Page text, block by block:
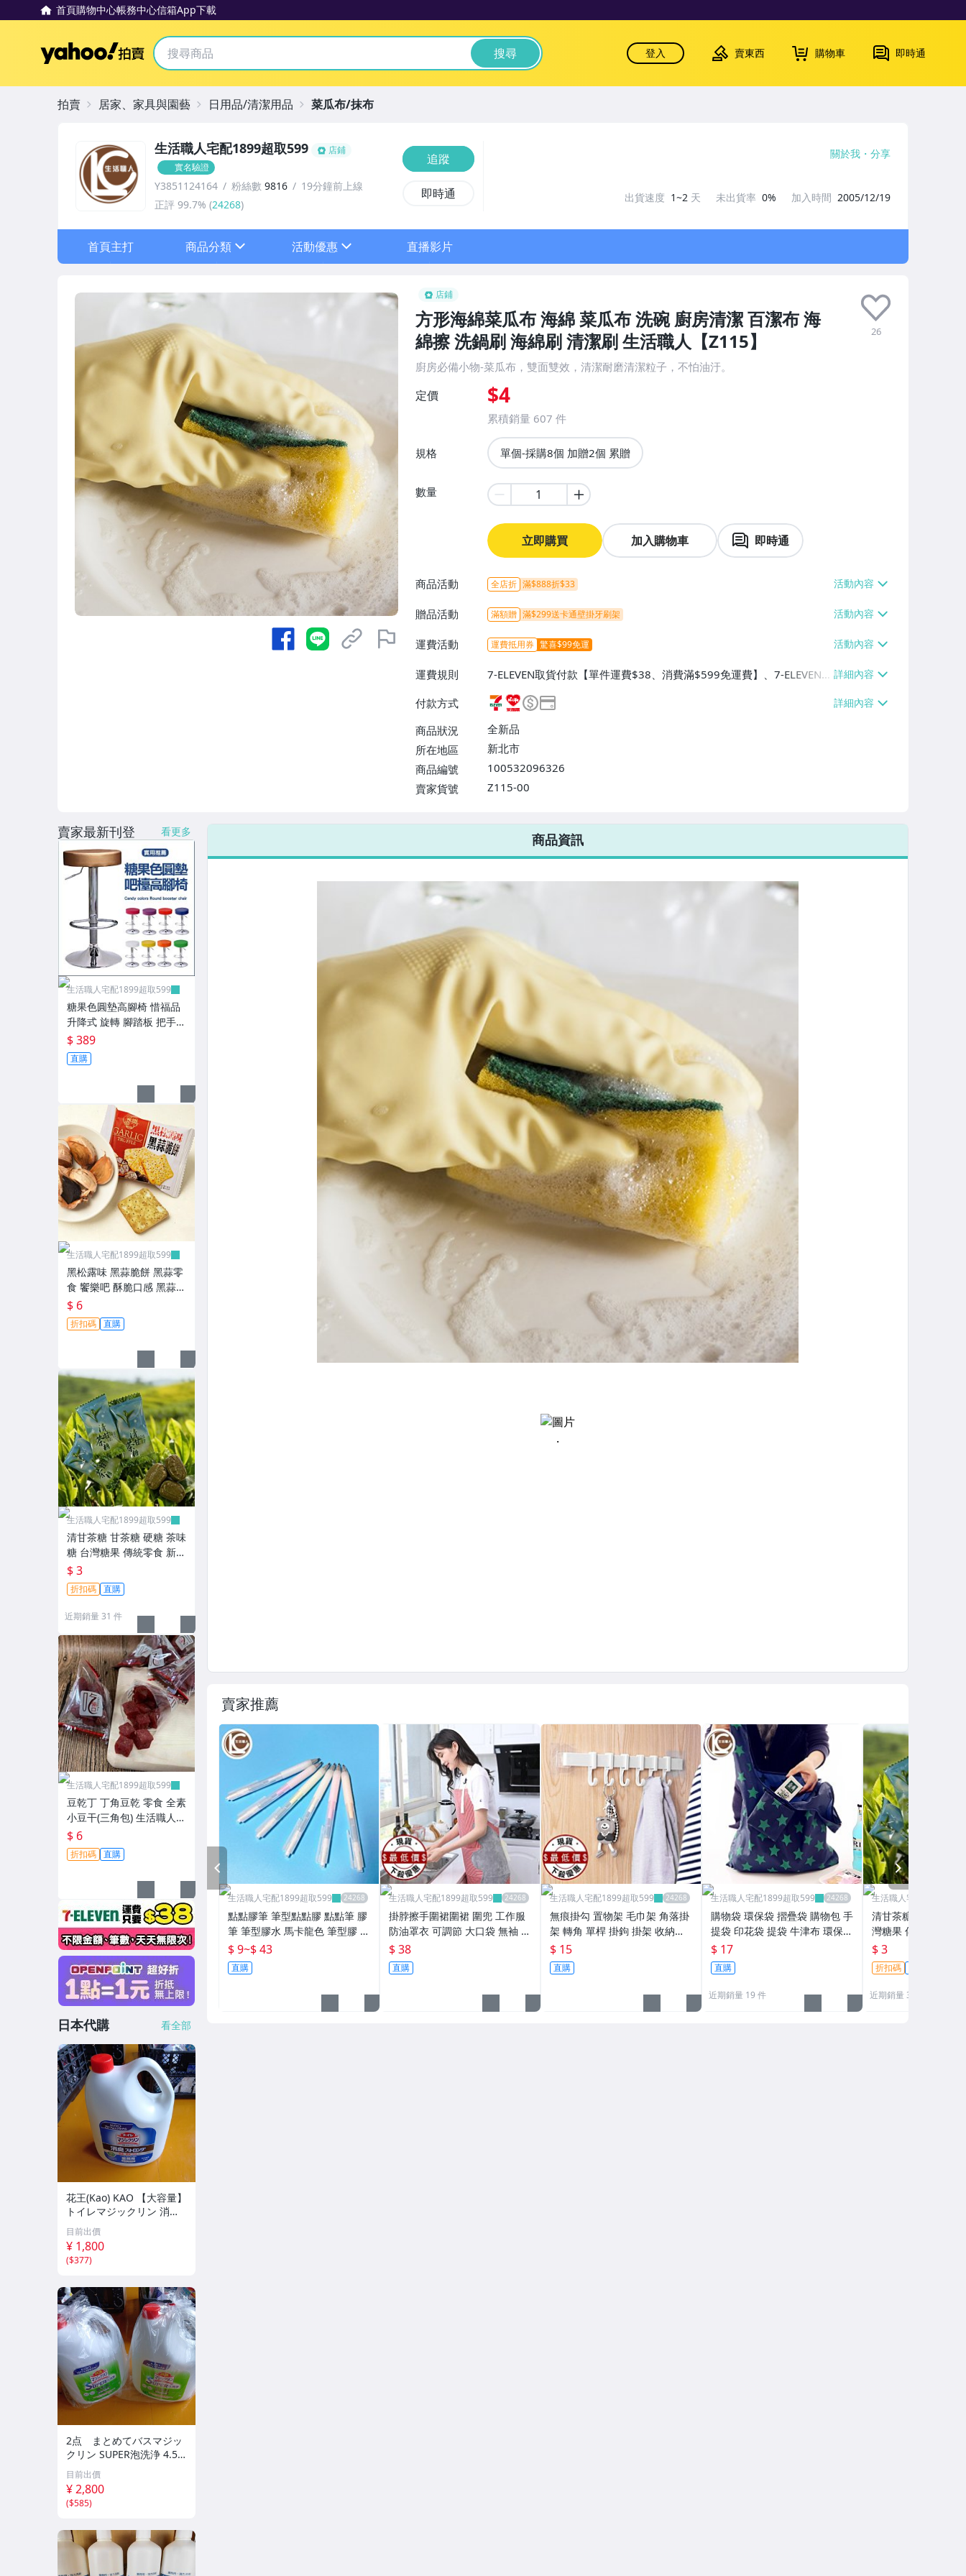
首頁購物中心帳務中心信箱App下載
Yahoo拍賣 搜尋 登入 賣東西 購物車 即時通
店鋪
方形海綿菜瓜布 海綿 菜瓜布 洗碗 廚房清潔 百潔布 海
綿擦 洗鍋刷 海綿刷 清潔刷 生活職人【Z115】
26
廚房必備小物-菜瓜布，雙面雙效，清潔耐磨清潔粒子，不怕油汙。
定價 $4
累積銷量 607 件
規格 單個-採購8個 加贈2個 累贈
數量
立即購買 加入購物車 即時通
商品活動 全店折 滿$888折$33
贈品活動 滿額贈 滿$299送卡通壁掛牙刷架
運費活動 運費抵用券 驚喜$99免運
運費規則
7-ELEVEN取貨付款【單件運費$38、消費滿$599免運費】、7-ELEVEN
取貨不付款【單件運費$38、消費滿$599免運費】、萊爾富取貨付款
【單件運費$60、消費滿$599免運費】、宅配/貨運【單件運費$100、
消費滿$1899免運費】、離島配送【單件運費$180、消費滿$1999免運
費】
付款方式
商品狀況
全新品
所在地區
新北市
商品編號
100532096326
賣家貨號
Z115-00
7-ELEVEN 運費只要38元
不限金額、筆數，筆筆優惠無限次！
生活職人宅配1899超取599
店鋪
實名驗證
Y3851124164 粉絲數 9816
19分鐘前上線
正評 99.7% (24268)
追蹤
即時通
關於我 分享
出貨速度 1~2 天 未出貨率 0% 加入時間 2005/12/19
首頁主打 商品分類
⬛零食專區滿99元折扣9元
⬛毛巾類商品
⬛禮品包裝區
烤肉用品
⬛環保餐具
輕鬆拉推專區
■涼感製冰商品
■旅行類商品
■雨具/除濕專區
■防蚊防蟲專區
■五金百貨
■居家裝飾專區
■香氛專區
■晾曬專區
■居家安全
■燈類用品
■防疫專區
■■廚房工具
■調味罐/保鮮盒
■■收納天地
■掛勾
■收納盒/架/箱
■浴廁收納專區
■愛鞋收納
■鐵藝類商品
■辦公文具
■園藝生活專區
■汽機車百貨專區
■運動用品
■3C專區
■婦幼小物
■惜福品專區
其它
活動優惠 直播影片
拍賣 居家、家具與園藝 日用品/清潔用品 菜瓜布/抹布
商品資訊
賣家推薦
生活職人宅配1899超取599
點點膠筆 筆型點點膠 點點筆 膠
筆 筆型膠水 馬卡龍色 筆型膠 膠
水 手帳黏膠 點點膠水筆 生活職
人【F019】
$ 9~$ 43
直購
生活職人宅配1899超取599
掛脖擦手圍裙圍裙 圍兜 工作服
防油罩衣 可調節 大口袋 無袖 廚
房 繞脖 防水居家 生活職人【T0
08】
$ 38
直購
生活職人宅配1899超取599
無痕掛勾 置物架 毛巾架 角落掛
架 轉角 單桿 掛鉤 掛架 收納架
掛鈎 強力無痕六連掛勾 生活職
人【H040】
$ 15
直購
生活職人宅配1899超取599
購物袋 環保袋 摺疊袋 購物包 手
提袋 印花袋 提袋 牛津布 環保提
袋 便利袋 袋子 環保購物袋 生活
職人【B044】
$ 17
直購
近期銷量 19 件
生活職人宅配1899超取
清甘茶糖 甘茶糖 硬
灣糖果 傳統零食 新
生活職人【ZU17】
$ 3
折扣碼
近期銷量 31 件
賣家最新刊登 看更多
生活職人宅配1899超取599
糖果色圓墊高腳椅 惜福品
升降式 旋轉 腳踏板 把手
台椅 餐椅 旋轉椅 生活職人
【ZC61】
$ 389
直購
生活職人宅配1899超取599
黑松露味 黑蒜脆餅 黑蒜零
食 饗樂吧 酥脆口感 黑蒜風
味 下午茶必備 餅乾 蘇打餅
乾 生活職人【ZU29】
$ 6
折扣碼 直購
生活職人宅配1899超取599
清甘茶糖 甘茶糖 硬糖 茶味
糖 台灣糖果 傳統零食 新興
清甘茶糖 生活職人【ZU1
7】
$ 3
折扣碼 直購
近期銷量 31 件
生活職人宅配1899超取599
豆乾丁 丁角豆乾 零食 全素
小豆干(三角包) 生活職人
【ZU28】
$ 6
折扣碼 直購
日本代購 看全部
花王(Kao) KAO 【大容量】
トイレマジックリン 消
臭・洗浄 消臭ストロング
4.5L 業務用 トイレ用 洗剤
未使用
目前出價
¥ 1,800
($377)
2点 まとめてバスマジッ
クリン SUPER泡洗浄 4.5L
業務用 浴室用 除菌 中性
プロフェッショナル 未使
用 風呂 掃除 洗剤
目前出價
¥ 2,800
($585)